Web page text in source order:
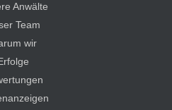
Anwälte
Team
wir